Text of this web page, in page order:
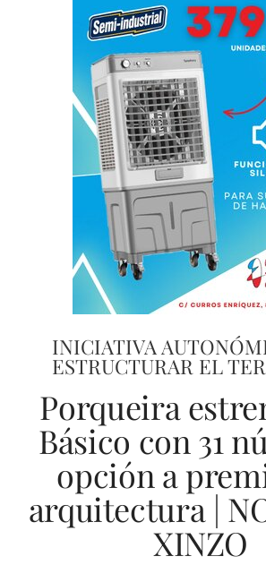
INICIATIVA
ESTRUCTURAR EL
Porqueira
Básico con 31
opción a
arquitectura |
XINZO